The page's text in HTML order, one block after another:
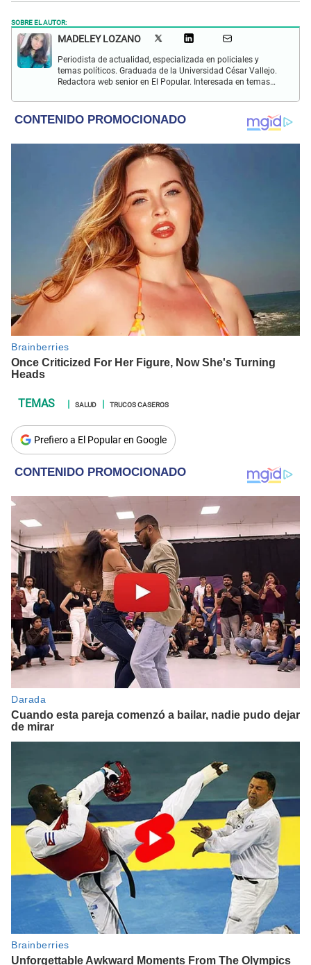
SOBRE EL AUTOR:
MADELEY LOZANO
Periodista de actualidad, especializada en policiales y
temas políticos. Graduada de la Universidad César Vallejo.
Redactora web senior en El Popular. Interesada en temas
turismo, gastronomía y doblajes.
SALUD TRUCOS CASEROS
Prefiero a El Popular en Google